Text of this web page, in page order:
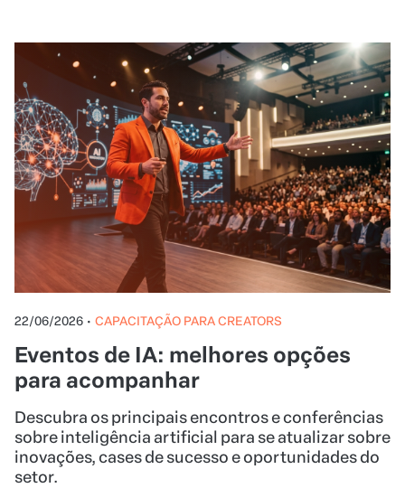
22/06/2026 • CAPACITAÇÃO PARA CREATORS
Eventos de IA: melhores opções
para acompanhar
Descubra os principais encontros e conferências
sobre inteligência artificial para se atualizar sobre
inovações, cases de sucesso e oportunidades do
setor.